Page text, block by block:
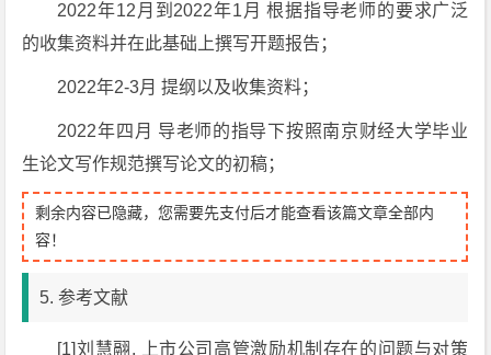
2022年12月到2022年1月 根据指导老师的要求广泛
的收集资料并在此基础上撰写开题报告；
2022年2-3月 提纲以及收集资料；
2022年四月 导老师的指导下按照南京财经大学毕业
生论文写作规范撰写论文的初稿；
剩余内容已隐藏，您需要先支付后才能查看该篇文章全部内
容！
5. 参考文献
[1]刘慧翮. 上市公司高管激励机制存在的问题与对策